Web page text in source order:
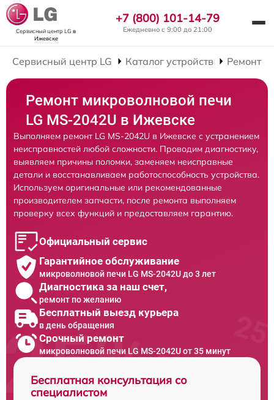
Сервисный центр LG в
Ижевске
+7 (800) 101-14-79
Ежедневно с 9:00 до 21:00
Сервисный центр LG Каталог устройств Ремонт
Ремонт микроволновой печи
LG MS-2042U в Ижевске
Выполняем ремонт LG MS-2042U в Ижевске с устранением
неисправностей любой сложности. Проводим диагностику,
выявляем причины поломки, заменяем неисправные
детали и восстанавливаем работоспособность устройства.
Используем оригинальные или рекомендованные
производителем запчасти, после ремонта выполняем
проверку всех функций и предоставляем гарантию.
Официальный сервис
Гарантийное обслуживание
микроволновой печи LG MS-2042U до 3 лет
Диагностика за наш счет,
ремонт по желанию
Бесплатный выезд курьера
в день обращения
Срочный ремонт
микроволновой печи LG MS-2042U от 35 минут
Бесплатная консультация со
специалистом